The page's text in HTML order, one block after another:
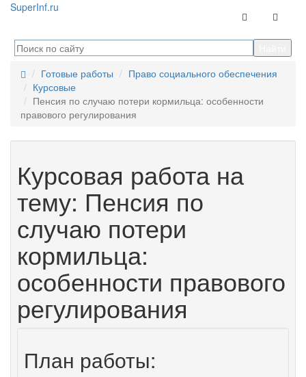
SuperInf.ru
Контакты
Готовые работы
Право социального обеспечения
Курсовые
Пенсия по случаю потери кормильца: особенности
правового регулирования
Курсовая работа на
тему: Пенсия по
случаю потери
кормильца:
особенности правового
регулирования
План работы: